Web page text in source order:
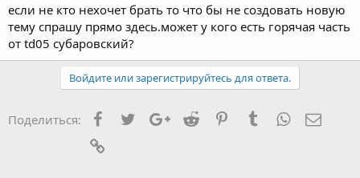
если не кто нехочет брать то что бы не создовать новую
тему спрашу прямо здесь.может у кого есть горячая часть
от td05 субаровский?
Войдите или зарегистрируйтесь для ответа.
Поделиться: FacebookTwitterGoogle+
Reddit PinterestTumblrWhatsApp